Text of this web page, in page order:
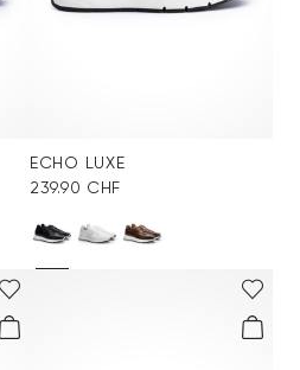
ECHO LUXE
239.90 CHF